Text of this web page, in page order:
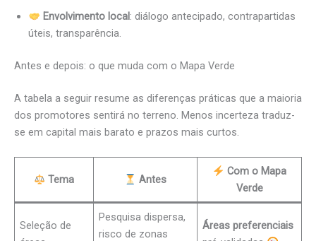
Envolvimento local: diálogo antecipado, contrapartidas
úteis, transparência.
Antes e depois: o que muda com o Mapa Verde
A tabela a seguir resume as diferenças práticas que a maioria
dos promotores sentirá no terreno. Menos incerteza traduz-
se em capital mais barato e prazos mais curtos.
Tema Antes
Com o Mapa
Verde
Seleção de
Pesquisa dispersa,
risco de zonas
Áreas preferenciais